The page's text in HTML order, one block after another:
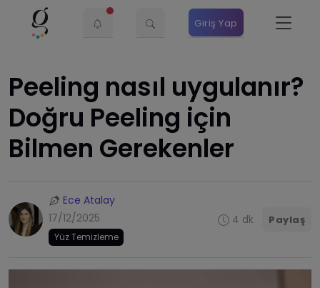
Giriş Yap
Peeling nasıl uygulanır?
Doğru Peeling için
Bilmen Gerekenler
Ece Atalay
17/12/2025
Yüz Temizleme
4 dk Paylaş